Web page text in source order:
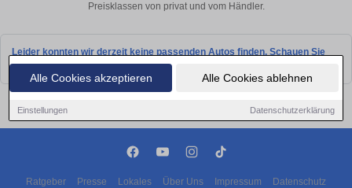
Alle Cookies akzeptieren Alle Cookies ablehnen
Einstellungen Datenschutzerklärung
Preisklassen von privat und vom Händler.
Leider konnten wir derzeit keine passenden Autos finden. Schauen Sie
bald wieder vorbei!
Ratgeber Presse Lokales Über Uns Impressum Datenschutz